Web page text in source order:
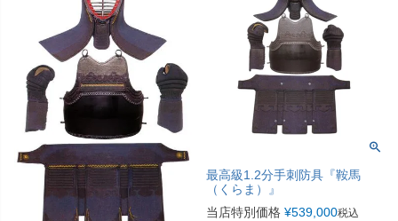
最高級1.2分手刺防具『鞍馬
（くらま）』
当店特別価格 ¥539,000税込